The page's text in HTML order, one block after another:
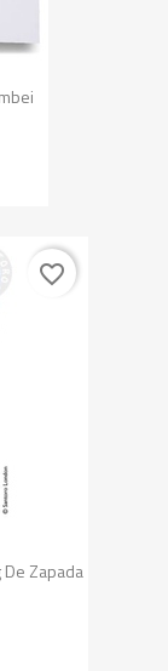
De Zapada
favorite_border